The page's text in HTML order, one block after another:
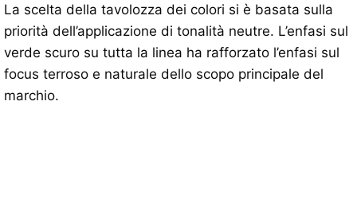
La scelta della tavolozza dei colori si è basata sulla
priorità dell’applicazione di tonalità neutre. L’enfasi sul
verde scuro su tutta la linea ha rafforzato l’enfasi sul
focus terroso e naturale dello scopo principale del
marchio.